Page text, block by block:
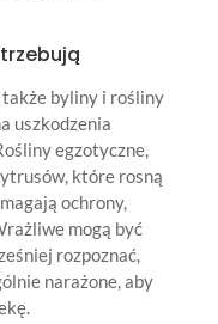
także byliny i rośliny
uszkodzenia
egzotyczne,
które rosną
ochrony,
mogą być
rozpoznać,
narażone, aby